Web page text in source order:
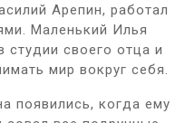
Арепин, работал
Маленький Илья
студии своего отца и
мир вокруг себя.
появились, когда ему